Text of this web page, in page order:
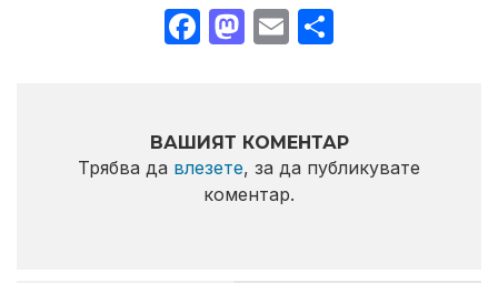
Facebook
Mastodon
Email
ВАШИЯТ КОМЕНТАР
Трябва да влезете, за да публикувате
коментар.